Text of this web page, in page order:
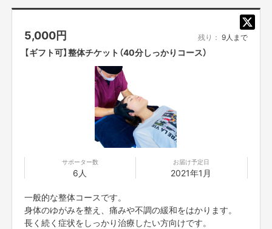
お客様へ還元できるサービスへの活用
に充てたいと思います。
よろしくお願いします。
———————————————————————————
———————————————————————————
2020年11月プロジェクト始動
12月末〜1月初旬リターン開始
1月 電柱広告の設置
ご支援いただいたタイミングで
採れたてのれんこんを泥つきのまま直送させていただきま
す。
【先着限定20個】としますので
ぜひこの機会に最高のれんこんを味わってみてくださ
▶︎れんこんの紹介はこちら
白石町ホームページ ｜れんこん
5,000円 残り： 9人まで
【ギフト可】整体チケット（40分しっかりコース）
サポーター数
6人
お届け予定日
2021年1月
一般的な整体コースです。
身体のゆがみを整え、痛みや不調の緩和をはかります。
長く続く症状をしっかり治療したい方向けです。